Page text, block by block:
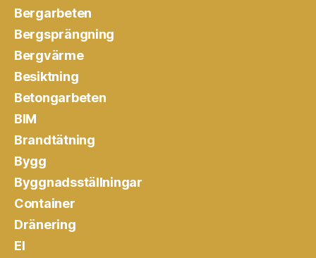
Bergarbeten
Bergsprängning
Bergvärme
Besiktning
Betongarbeten
BIM
Brandtätning
Bygg
Byggnadsställningar
Container
Dränering
El